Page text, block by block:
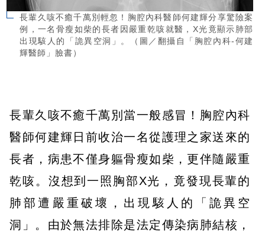
長輩久咳不癒千萬別輕忽！胸腔內科醫師何建輝分享驚險案
例，一名骨瘦如柴的長者因嚴重乾咳就醫，X光竟顯示肺部
出現駭人的「詭異空洞」。（圖／翻攝自「胸腔內科-何建
輝醫師」臉書）
長輩久咳不癒千萬別當一般感冒！胸腔內科
醫師何建輝日前收治一名從護理之家送來的
長者，病患不僅身軀骨瘦如柴，更伴隨嚴重
乾咳。沒想到一照胸部X光，竟發現長輩的
肺部遭嚴重破壞，出現駭人的「詭異空
洞」。由於無法排除是法定傳染病肺結核，